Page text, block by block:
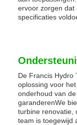
ervoor zorgen dat
specificaties
De Francis Hydro
oplossing voor
onderhoud van
garanderenWe
turbine renovatie,
team is toegewijd